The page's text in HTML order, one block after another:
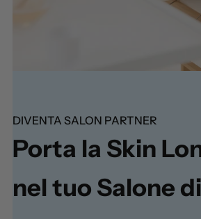
DIVENTA SALON PARTNER
Porta la Skin
nel tuo Salone